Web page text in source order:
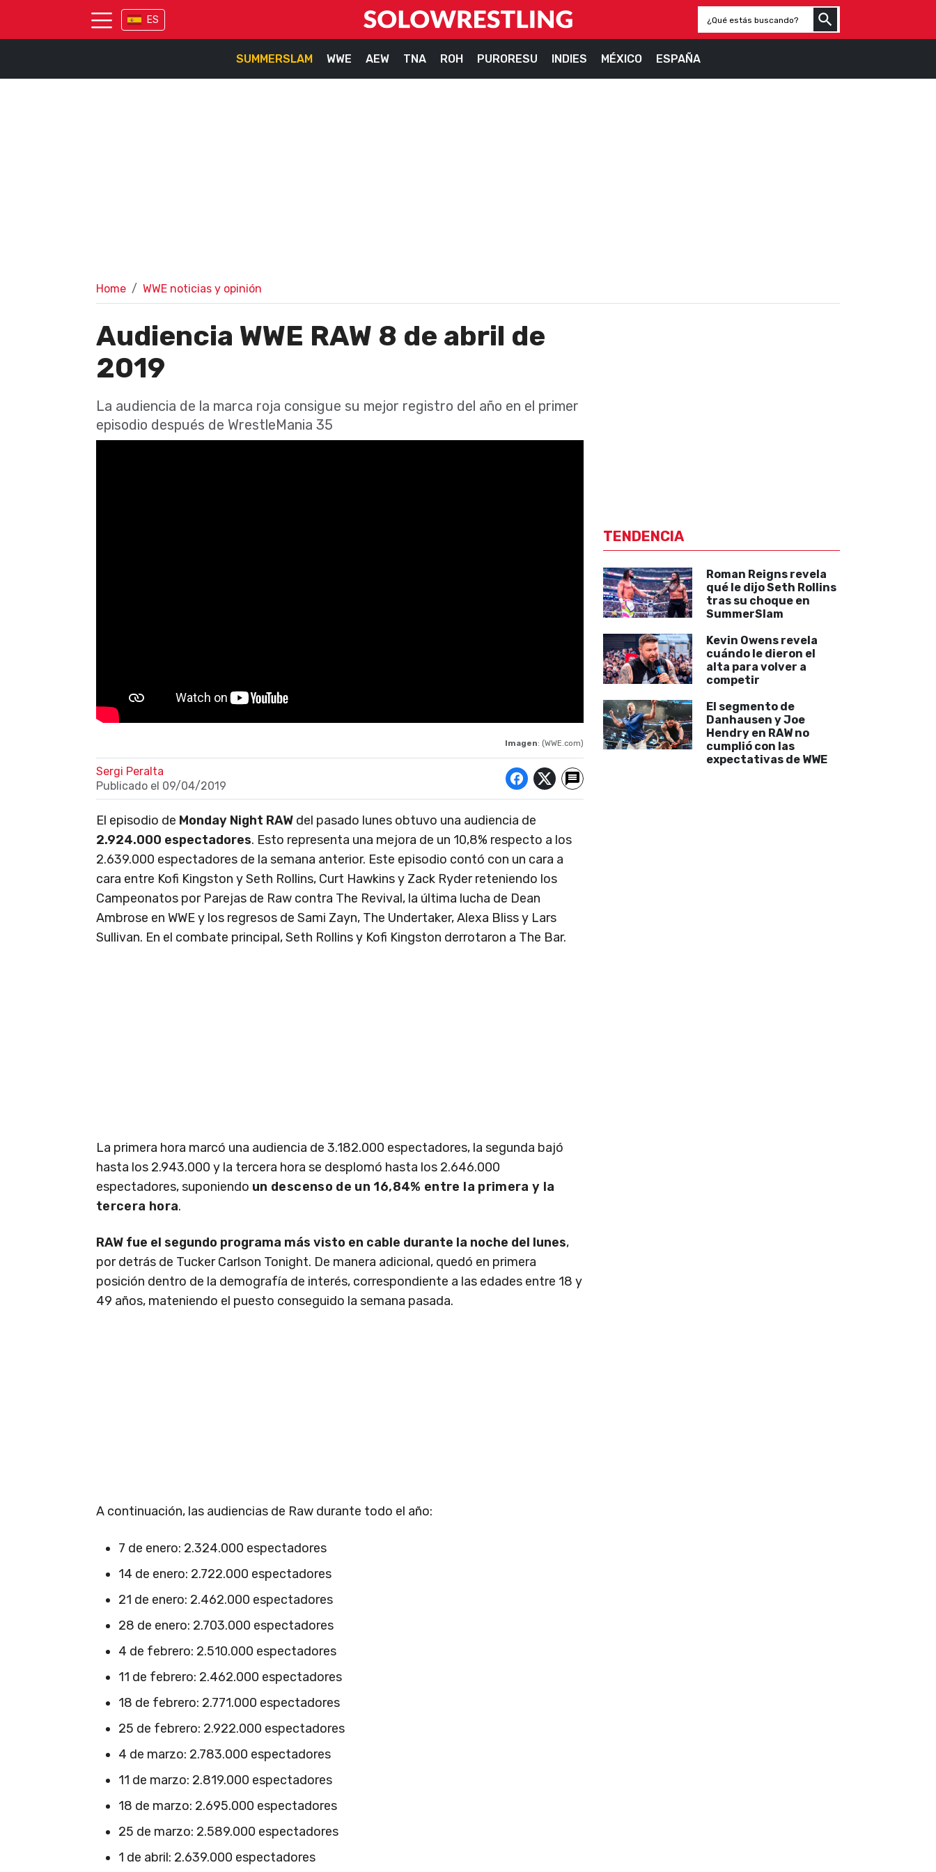
ES
SUMMERSLAM WWE AEW TNA ROH PURORESU INDIES MÉXICO ESPAÑA
Home WWE noticias y opinión
Audiencia WWE RAW 8 de abril de
2019
La audiencia de la marca roja consigue su mejor registro del año en el primer
episodio después de WrestleMania 35
Imagen: (WWE.com)
Sergi Peralta
Publicado el 09/04/2019
El episodio de Monday Night RAW del pasado lunes obtuvo una audiencia de
2.924.000 espectadores. Esto representa una mejora de un 10,8% respecto a los
2.639.000 espectadores de la semana anterior. Este episodio contó con un cara a
cara entre Kofi Kingston y Seth Rollins, Curt Hawkins y Zack Ryder reteniendo los
Campeonatos por Parejas de Raw contra The Revival, la última lucha de Dean
Ambrose en WWE y los regresos de Sami Zayn, The Undertaker, Alexa Bliss y Lars
Sullivan. En el combate principal, Seth Rollins y Kofi Kingston derrotaron a The Bar.
La primera hora marcó una audiencia de 3.182.000 espectadores, la segunda bajó
hasta los 2.943.000 y la tercera hora se desplomó hasta los 2.646.000
espectadores, suponiendo un descenso de un 16,84% entre la primera y la
tercera hora.
RAW fue el segundo programa más visto en cable durante la noche del lunes,
por detrás de Tucker Carlson Tonight. De manera adicional, quedó en primera
posición dentro de la demografía de interés, correspondiente a las edades entre 18 y
49 años, mateniendo el puesto conseguido la semana pasada.
A continuación, las audiencias de Raw durante todo el año:
7 de enero: 2.324.000 espectadores
14 de enero: 2.722.000 espectadores
21 de enero: 2.462.000 espectadores
28 de enero: 2.703.000 espectadores
4 de febrero: 2.510.000 espectadores
11 de febrero: 2.462.000 espectadores
18 de febrero: 2.771.000 espectadores
25 de febrero: 2.922.000 espectadores
4 de marzo: 2.783.000 espectadores
11 de marzo: 2.819.000 espectadores
18 de marzo: 2.695.000 espectadores
25 de marzo: 2.589.000 espectadores
1 de abril: 2.639.000 espectadores
TENDENCIA
Roman Reigns revela
qué le dijo Seth Rollins
tras su choque en
SummerSlam
Kevin Owens revela
cuándo le dieron el
alta para volver a
competir
El segmento de
Danhausen y Joe
Hendry en RAW no
cumplió con las
expectativas de WWE